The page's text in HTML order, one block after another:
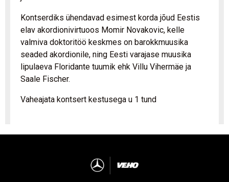
Kontserdiks ühendavad esimest korda jõud Eestis
elav akordionivirtuoos Momir Novakovic, kelle
valmiva doktoritöö keskmes on barokkmuusika
seaded akordionile, ning Eesti varajase muusika
lipulaeva Floridante tuumik ehk Villu Vihermäe ja
Saale Fischer.
Vaheajata kontsert kestusega u 1 tund